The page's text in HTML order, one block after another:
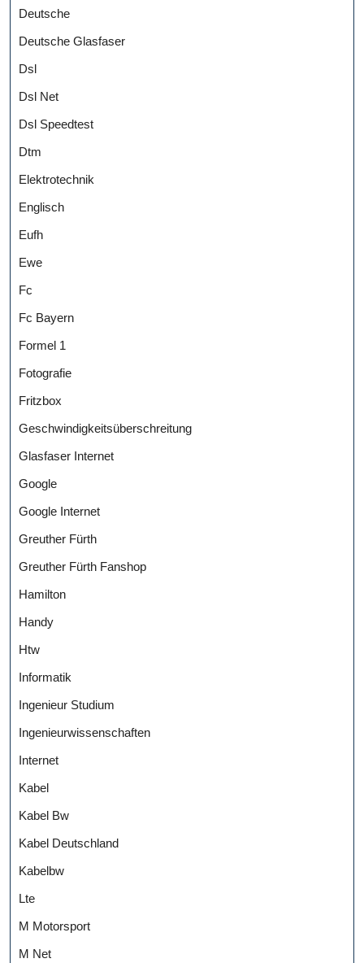
Deutsche
Deutsche Glasfaser
Dsl
Dsl Net
Dsl Speedtest
Dtm
Elektrotechnik
Englisch
Eufh
Ewe
Fc
Fc Bayern
Formel 1
Fotografie
Fritzbox
Geschwindigkeitsüberschreitung
Glasfaser Internet
Google
Google Internet
Greuther Fürth
Greuther Fürth Fanshop
Hamilton
Handy
Htw
Informatik
Ingenieur Studium
Ingenieurwissenschaften
Internet
Kabel
Kabel Bw
Kabel Deutschland
Kabelbw
Lte
M Motorsport
M Net